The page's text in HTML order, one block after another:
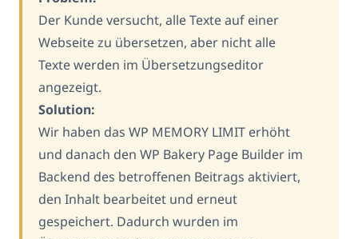
Der Kunde versucht, alle Texte auf einer
Webseite zu übersetzen, aber nicht alle
Texte werden im Übersetzungseditor
angezeigt.
Solution:
Wir haben das WP MEMORY LIMIT erhöht
und danach den WP Bakery Page Builder im
Backend des betroffenen Beitrags aktiviert,
den Inhalt bearbeitet und erneut
gespeichert. Dadurch wurden im